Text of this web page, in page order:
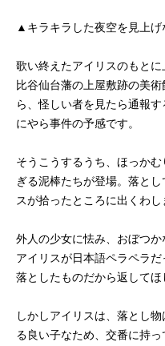
▲キラキラした夜空を見上げ
歌い終えたアイリスのもと
比谷仙台藩の上屋敷跡の美
ら、怪しい者を見たら通報
にやら事件の予感です。
そうこうするうち、ほっか
ぎる泥棒たちが登場。落と
スが拾ったところに出くわし
外人の少女に怯み、おぼつか
アイリスが日本語ペラペラ
落としたものだから返してほ
しかしアイリスは、落とし
る良い子なため、交番に持